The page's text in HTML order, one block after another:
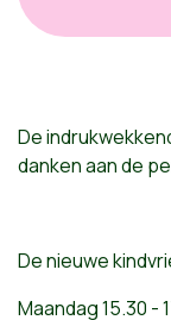
De
danken aan de
De nieuwe
Maandag 15.30 -